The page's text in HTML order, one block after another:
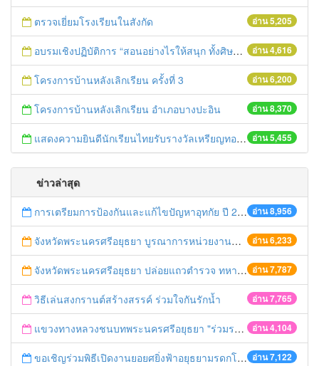
อ่าน 5,205
ตรวจเยี่ยมโรงเรียนในสังกัด
อ่าน 4,616
อบรมเชิงปฏิบัติการ “สอนอย่างไรให้สนุก ทั้งศิษย์และครูประทับใจ”
อ่าน 6,200
โครงการบ้านหลังเลิกเรียน ครั้งที่ 3
อ่าน 8,370
โครงการบ้านหลังเลิกเรียน อำเภอบางปะอิน
อ่าน 5,455
แสดงความยินดีนักเรียนไทยรับรางวัลเหรียญทองการแข่งขันคณิตศาสตร์โลก
ข่าวล่าสุด
อ่าน 8,956
การเตรียมการป้องกันและแก้ไขปัญหาอุทกัย ปี 2561
อ่าน 6,233
จังหวัดพระนครศรีอยุธยา บูรณาการหน่วยงานที่เกี่ยวข้อง ลงพื้นที่จัดระเบียบและดำเนินมาตรการตามบทลงโทษสูงสุดกับผู้ประกอบการร้านค้าที่ยังฝ่าฝืนตั้งร้านค้ารุกล้ำเขตพื้นที่ทางหลวง เตรียมความปลอดภัยก่อนเทศกาลสงกรานต์
อ่าน 7,787
จังหวัดพระนครศรีอยุธยา ปล่อยแถวตำรวจ ทหาร ฝ่ายปกครอง กว่า 100 นาย ตรวจเข้มท่ารถสาธารณะ สถานีขนส่งรถโดยสาร วินรถตู้ และสถานีรถไฟ เตรียมรับมือเทศกาลสงกรานต์
อ่าน 7,765
วิธีเล่นสงกรานต์สร้างสรรค์ ร่วมใจกันรักน้ำ
อ่าน 4,104
แขวงทางหลวงชนบทพระนครศรีอยุธยา "ร่วมรณรงค์ ขับช้า เปิดไฟหน้า คาดเข็มขัด" เทศกาลสงกรานต์ ปี 2561
อ่าน 7,122
ขอเชิญร่วมพิธีเปิดงานยอยศยิ่งฟ้าอยุธยามรดกโลก